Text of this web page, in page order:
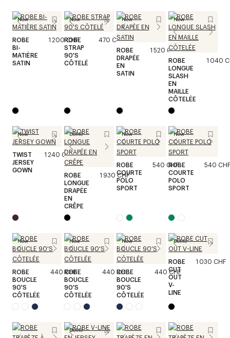
New
ROBE
BI-
MATIÈRE
SATIN
1 200 CHF
New
ROBE
STRAP
90'S
CÔTELÉ
470 CHF
New
ROBE
DRAPÉE
EN
SATIN
1 520 CHF
New
ROBE
LONGUE
SLASH
EN
MAILLE
CÔTELÉE
1 040
New
TWIST
JERSEY
GOWN
1 240 CHF
Défilé
ROBE
LONGUE
DRAPÉE
EN
CRÊPE
1 930 CHF
New
ROBE
COURTE
POLO
SPORT
540 CHF
New
ROBE
COURTE
POLO
SPORT
540 CHF
New
ROBE
BOUCLE
90'S
CÔTELÉE
440 CHF
New
ROBE
BOUCLE
90'S
CÔTELÉE
440 CHF
New
ROBE
BOUCLE
90'S
CÔTELÉE
440 CHF
Défilé
ROBE
CUT
OUT
V-
LINE
1 030 CHF
Défilé